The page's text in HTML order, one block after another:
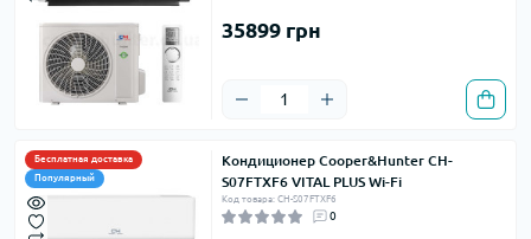
35899 грн
Бесплатная доставка
Популярный
Кондиционер Cooper&Hunter CH-
S07FTXF6 VITAL PLUS Wi-Fi
Код товара: CH-S07FTXF6
0